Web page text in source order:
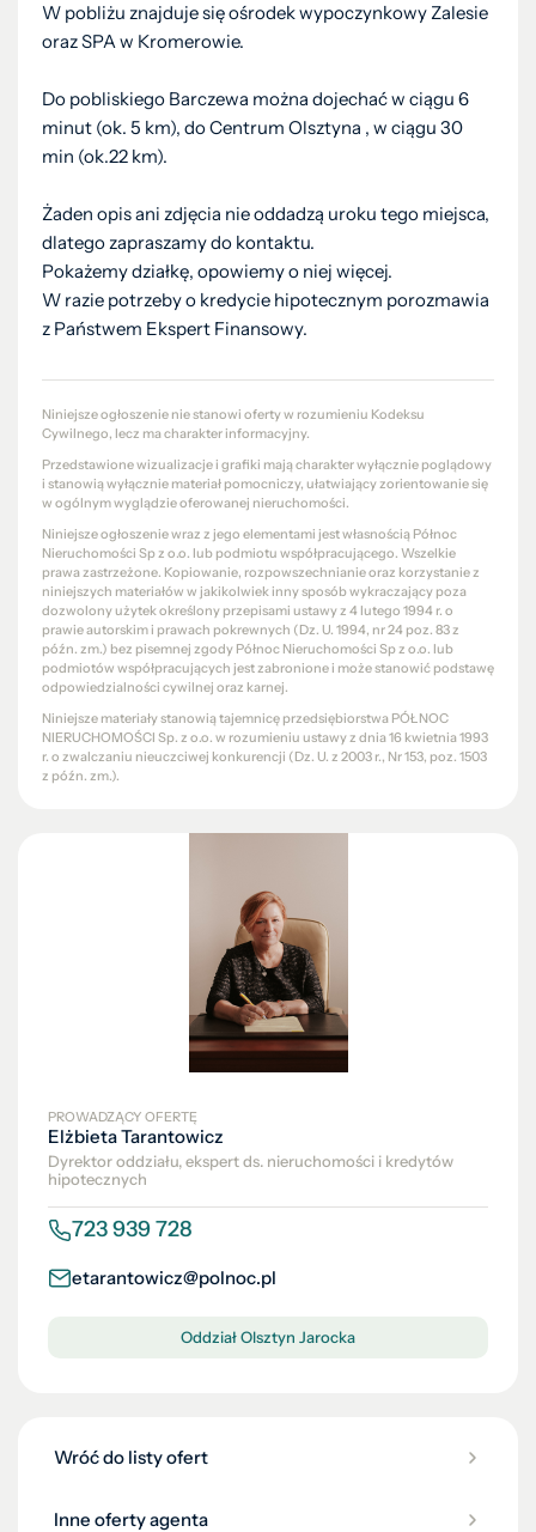
W pobliżu znajduje się ośrodek wypoczynkowy Zalesie
oraz SPA w Kromerowie.
Do pobliskiego Barczewa można dojechać w ciągu 6
minut (ok. 5 km), do Centrum Olsztyna , w ciągu 30
min (ok.22 km).
Żaden opis ani zdjęcia nie oddadzą uroku tego miejsca,
dlatego zapraszamy do kontaktu.
Pokażemy działkę, opowiemy o niej więcej.
W razie potrzeby o kredycie hipotecznym porozmawia
z Państwem Ekspert Finansowy.
Niniejsze ogłoszenie nie stanowi oferty w rozumieniu Kodeksu
Cywilnego, lecz ma charakter informacyjny.
Przedstawione wizualizacje i grafiki mają charakter wyłącznie poglądowy
i stanowią wyłącznie materiał pomocniczy, ułatwiający zorientowanie się
w ogólnym wyglądzie oferowanej nieruchomości.
Niniejsze ogłoszenie wraz z jego elementami jest własnością Północ
Nieruchomości Sp z o.o. lub podmiotu współpracującego. Wszelkie
prawa zastrzeżone. Kopiowanie, rozpowszechnianie oraz korzystanie z
niniejszych materiałów w jakikolwiek inny sposób wykraczający poza
dozwolony użytek określony przepisami ustawy z 4 lutego 1994 r. o
prawie autorskim i prawach pokrewnych (Dz. U. 1994, nr 24 poz. 83 z
późn. zm.) bez pisemnej zgody Północ Nieruchomości Sp z o.o. lub
podmiotów współpracujących jest zabronione i może stanowić podstawę
odpowiedzialności cywilnej oraz karnej.
Niniejsze materiały stanowią tajemnicę przedsiębiorstwa PÓŁNOC
NIERUCHOMOŚCI Sp. z o.o. w rozumieniu ustawy z dnia 16 kwietnia 1993
r. o zwalczaniu nieuczciwej konkurencji (Dz. U. z 2003 r., Nr 153, poz. 1503
z późn. zm.).
PROWADZĄCY OFERTĘ
Elżbieta Tarantowicz
Dyrektor oddziału, ekspert ds. nieruchomości i kredytów
hipotecznych
723 939 728
etarantowicz@polnoc.pl
Oddział Olsztyn Jarocka
Wróć do listy ofert
Inne oferty agenta